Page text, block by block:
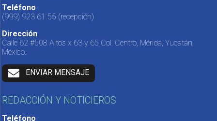
Teléfono
(999) 923 61 55 (recepción)
Dirección
Calle 62 #508 Altos x 63 y 65 Col. Centro, Mérida, Yucatán,
México.
ENVIAR MENSAJE
REDACCIÓN Y NOTICIEROS
Teléfono